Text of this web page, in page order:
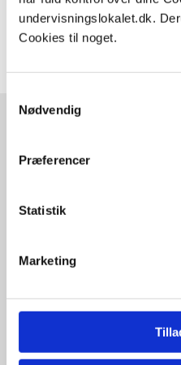
undervisningslokalet.dk.
Cookies til noget.
Nødvendig
Præferencer
Statistik
Marketing
januar 28,
Relaterede videoer og
Fedme – en